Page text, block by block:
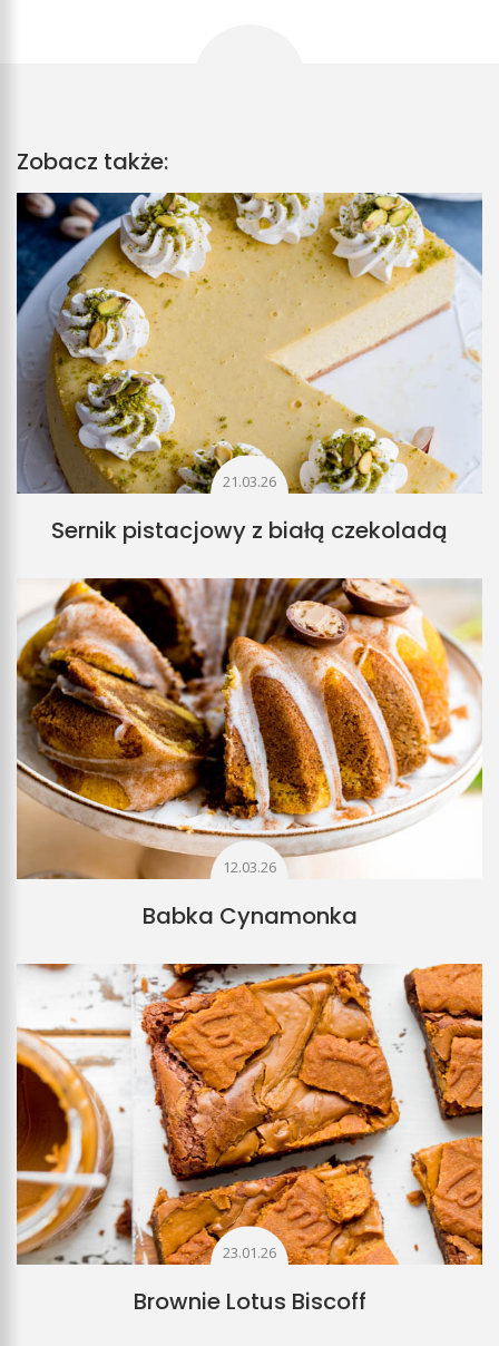
Zobacz także:
21.03.26
Sernik pistacjowy z białą czekoladą
12.03.26
Babka Cynamonka
23.01.26
Brownie Lotus Biscoff